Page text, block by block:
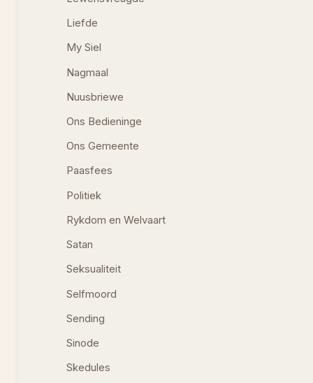
Liefde
My Siel
Nagmaal
Nuusbriewe
Ons Bedieninge
Ons Gemeente
Paasfees
Politiek
Rykdom en Welvaart
Satan
Seksualiteit
Selfmoord
Sending
Sinode
Skedules